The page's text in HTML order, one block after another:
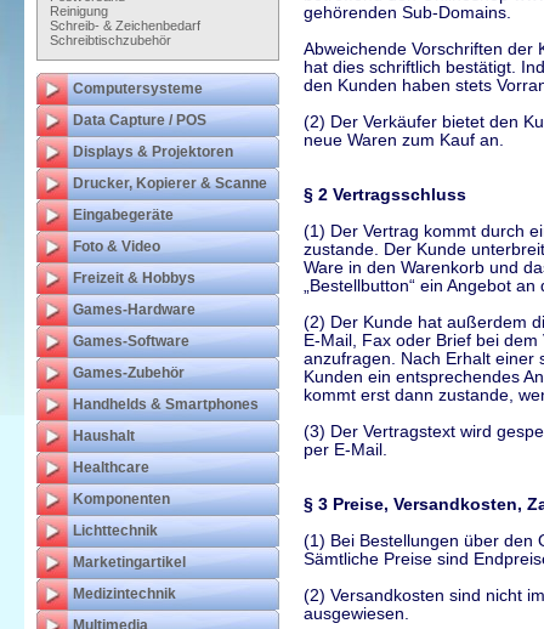
gehörenden Sub-Domains.
Abweichende Vorschriften der
hat dies schriftlich bestätigt.
den Kunden haben stets
(2) Der Verkäufer bietet den
neue Waren zum Kauf an.
§ 2 Vertragsschluss
(1) Der Vertrag kommt durch
zustande. Der Kunde
Ware in den Warenkorb und
„Bestellbutton“ ein Angebot
(2) Der Kunde hat außerdem
E-Mail, Fax oder Brief bei
anzufragen. Nach Erhalt einer
Kunden ein entsprechendes
kommt erst dann zustande,
(3) Der Vertragstext wird
per E-Mail.
§ 3 Preise, Versandkosten,
(1) Bei Bestellungen über den
Sämtliche Preise sind
(2) Versandkosten sind nicht
ausgewiesen.
Reinigung
Schreib- & Zeichenbedarf
Schreibtischzubehör
Computersysteme
Data Capture / POS
Displays & Projektoren
Drucker, Kopierer & Scanne
Eingabegeräte
Foto & Video
Freizeit & Hobbys
Games-Hardware
Games-Software
Games-Zubehör
Handhelds & Smartphones
Haushalt
Healthcare
Komponenten
Lichttechnik
Marketingartikel
Medizintechnik
Multimedia